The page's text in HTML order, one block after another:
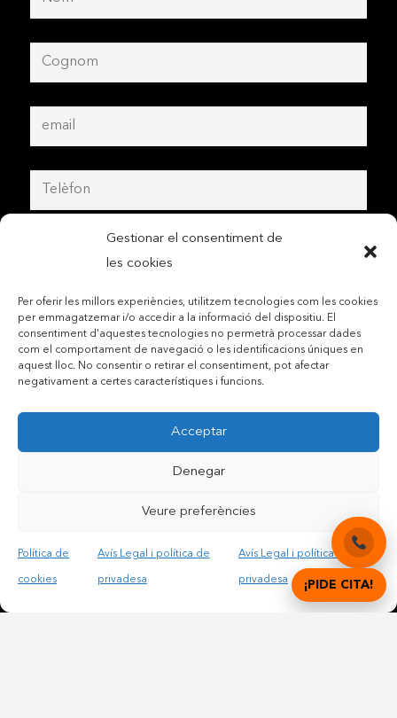
Gestionar el consentiment de
les cookies
Per oferir les millors experiències, utilitzem tecnologies com les cookies
per emmagatzemar i/o accedir a la informació del dispositiu. El
consentiment d'aquestes tecnologies no permetrà processar dades
com el comportament de navegació o les identificacions úniques en
aquest lloc. No consentir o retirar el consentiment, pot afectar
negativament a certes característiques i funcions.
Acceptar
Denegar
Veure preferències
Política de
cookies
Avís Legal i política de
privadesa
Avís Legal i política de
privadesa
Contactar per telèfon mòbil
¡PIDE CITA!